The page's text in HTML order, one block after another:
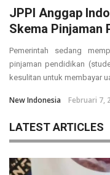
JPPI Anggap
Skema Pinjaman
Pemerintah sedang
pinjaman pendidikan
kesulitan untuk membayar
New Indonesia Februari 7,
LATEST ARTICLES